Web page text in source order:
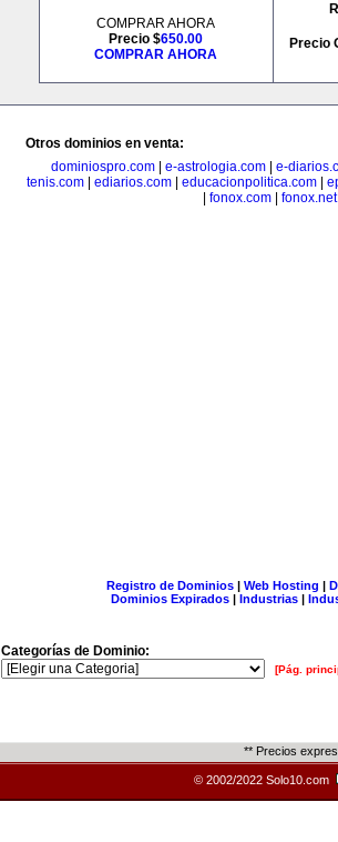
COMPRAR AHORA
Precio $650.00
COMPRAR AHORA
Precio
Otros dominios en venta:
dominiospro.com
e-astrologia.com
e-
tenis.com
ediarios.com educacionpolitica.com
fonox.com| fonox.net
Registro de Dominios| Web Hosting |
Dominios Expirados | Industrias |
Categorías de Dominio:
[Pág.
** Precios
© 2002/2022 Solo10.com